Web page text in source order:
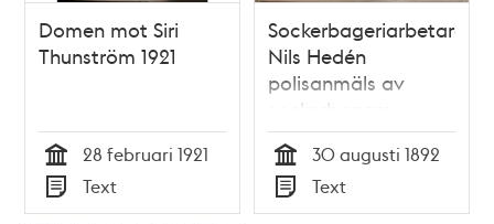
Domen mot Siri
Thunström 1921
Tid
28 februari 1921
Typ
Text
Sockerbageriarbetaren
Nils Hedén
polisanmäls av
sockerbagare
Stenberg för
våldsamt
uppträdande 1892
Tid
30 augusti 1892
Typ
Text